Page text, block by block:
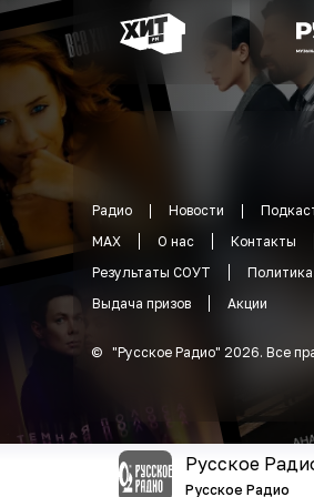
Радио Новости
MAX
О нас Контакты
Результаты СОУТ
Политика
Выдача призов
Акции
© "Русское Радио" 2026. Все
Русское
Русское Радио